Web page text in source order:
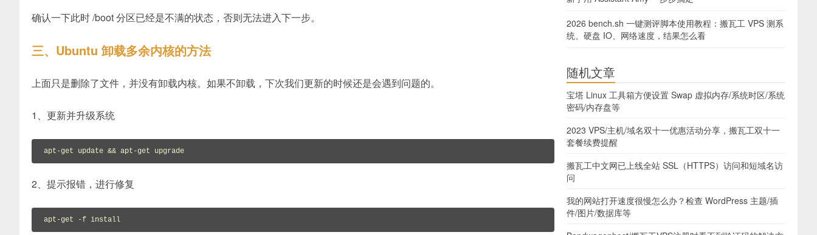
确认一下此时 /boot 分区已经是不满的状态，否则无法进入下一步。
三、Ubuntu 卸载多余内核的方法
上面只是删除了文件，并没有卸载内核。如果不卸载，下次我们更新的时候还是会遇到问题的。
1、更新并升级系统
apt-get update && apt-get upgrade
2、提示报错，进行修复
apt-get -f install
2026 bench.sh 一键测评脚本使用教程：搬瓦工 VPS 测系
统、硬盘 IO、网络速度，结果怎么看
随机文章
宝塔 Linux 工具箱方便设置 Swap 虚拟内存/系统时区/系统
密码/内存盘等
2023 VPS/主机/域名双十一优惠活动分享，搬瓦工双十一
套餐续费提醒
搬瓦工中文网已上线全站 SSL（HTTPS）访问和短域名访
问
我的网站打开速度很慢怎么办？检查 WordPress 主题/插
件/图片/数据库等